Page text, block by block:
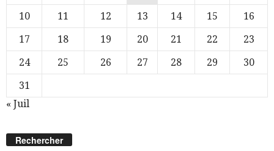
10
11 12 13 14 15
16
17
18 19 20 21 22
23
24
25 26 27 28 29
30
31
« Juil
Rechercher